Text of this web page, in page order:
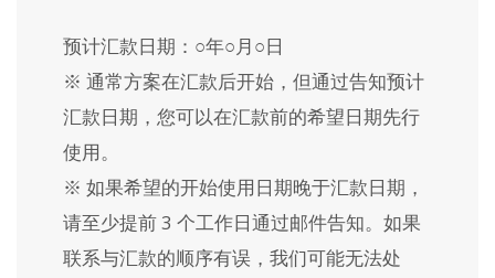
预计汇款日期：○年○月○日
※ 通常方案在汇款后开始，但通过告知预计
汇款日期，您可以在汇款前的希望日期先行
使用。
※ 如果希望的开始使用日期晚于汇款日期，
请至少提前 3 个工作日通过邮件告知。如果
联系与汇款的顺序有误，我们可能无法处